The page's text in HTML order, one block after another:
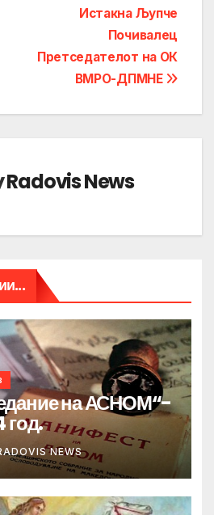
Истакна Љупче
Почивалец
Претседателот на ОК
ВМРО-ДПМНЕ
Radovis News
на АСНОМ“-
год.
NEWS